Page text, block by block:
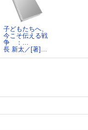
子どもたちへ、
今こそ伝える戦
争 ：…
長 新太／[著]…